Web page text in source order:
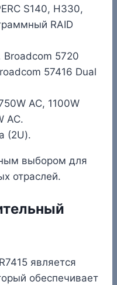
S140, H330,
RAID
Broadcom 5720
57416 Dual
AC, 1100W
AC.
(2U).
выбором для
отраслей.
является
обеспечивает